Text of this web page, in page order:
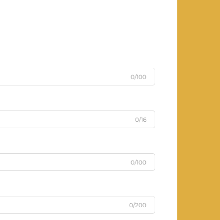
0/100
0/16
0/100
0/200